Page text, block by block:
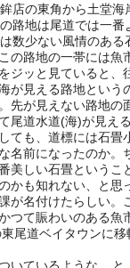
店の東角から土堂海
路地は尾道では一番
数少ない風情のある
の路地の一帯には魚
ジッと見ていると、
が見える路地という
先が見えない路地の
尾道水道(海)が見え
ても、道標には石畳
名前になったのか。
美しい石畳というこ
かも知れない、と思
が名付けたらしい。
つて賑わいのある魚
尾道ベイタウンに移
いているような....と